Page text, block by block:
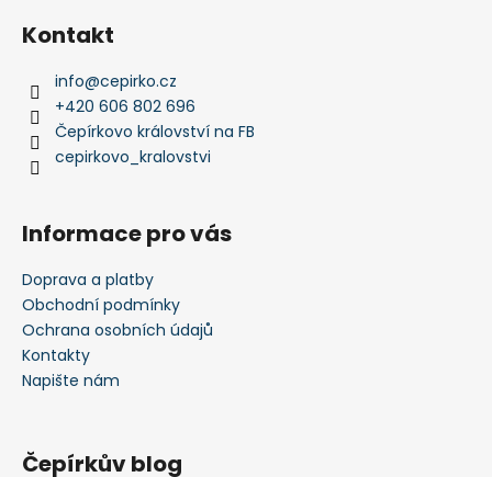
Kontakt
info@cepirko.cz
+420 606 802 696
Čepírkovo království na FB
cepirkovo_kralovstvi
Informace pro vás
Doprava a platby
Obchodní podmínky
Ochrana osobních údajů
Kontakty
Napište nám
Čepírkův blog